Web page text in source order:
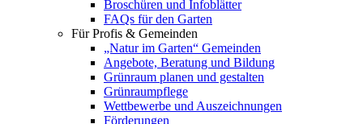
Broschüren und Infoblätter
FAQs für den Garten
Für Profis & Gemeinden
„Natur im Garten“ Gemeinden
Angebote, Beratung und Bildung
Grünraum planen und gestalten
Grünraumpflege
Wettbewerbe und Auszeichnungen
Förderungen